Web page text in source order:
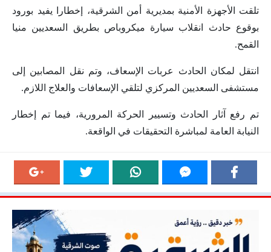
تلقت الأجهزة الأمنية بمديرية أمن الشرقية، إخطارا يفيد بورود
بوقوع حادث انقلاب سيارة ميكروباص بطريق السعديين منيا
القمح.
انتقل لمكان الحادث عربات الإسعاف، وتم نقل المصابين إلى
مستشفى السعديين المركزي لتلقي الإسعافات والعلاج اللازم.
تم رفع آثار الحادث وتسيير الحركة المرورية، فيما تم إخطار
النيابة العامة لمباشرة التحقيقات في الواقعة.